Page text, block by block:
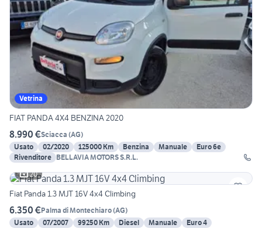
Vetrina
FIAT PANDA 4X4 BENZINA 2020
8.990 €Sciacca (AG)
Usato
02/2020 125000 Km Benzina Manuale
Euro 6e
Rivenditore BELLAVIA MOTORS S.R.L.
20
Fiat Panda 1.3 MJT 16V 4x4 Climbing
6.350 €Palma di Montechiaro(AG)
Usato
07/2007 99250 Km Diesel Manuale
Euro 4